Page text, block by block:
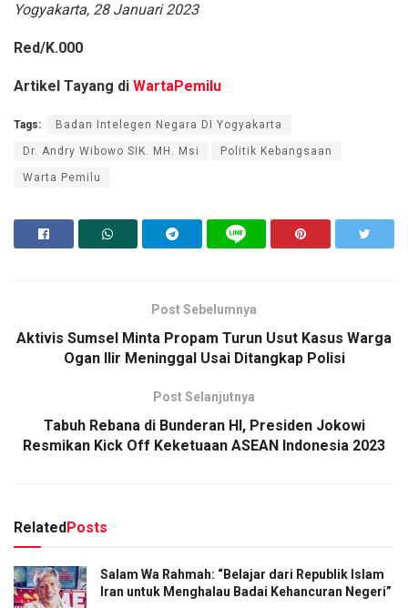
Yogyakarta, 28 Januari 2023
Red/K.000
Artikel Tayang di WartaPemilu
Tags: Badan Intelegen Negara DI Yogyakarta
Dr. Andry Wibowo SIK. MH. Msi Politik Kebangsaan
Warta Pemilu
Post Sebelumnya
Aktivis Sumsel Minta Propam Turun Usut Kasus Warga
Ogan Ilir Meninggal Usai Ditangkap Polisi
Post Selanjutnya
Tabuh Rebana di Bunderan HI, Presiden Jokowi
Resmikan Kick Off Keketuaan ASEAN Indonesia 2023
Related Posts
Salam Wa Rahmah: “Belajar dari Republik Islam
Iran untuk Menghalau Badai Kehancuran Negeri”